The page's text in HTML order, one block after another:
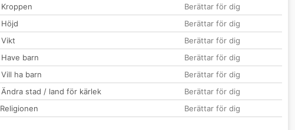
Kroppen
Berättar för dig
Höjd
Berättar för dig
Vikt
Berättar för dig
Have barn
Berättar för dig
Vill ha barn
Berättar för dig
Ändra stad / land för kärlek
Berättar för dig
Religionen
Berättar för dig